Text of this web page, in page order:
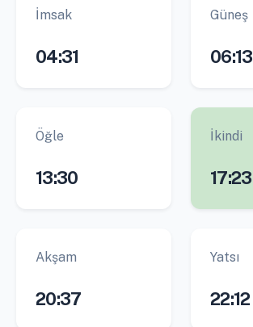
İmsak
04:31
Güneş
06:13
Öğle
13:30
İkindi
17:23
Akşam
20:37
Yatsı
22:12